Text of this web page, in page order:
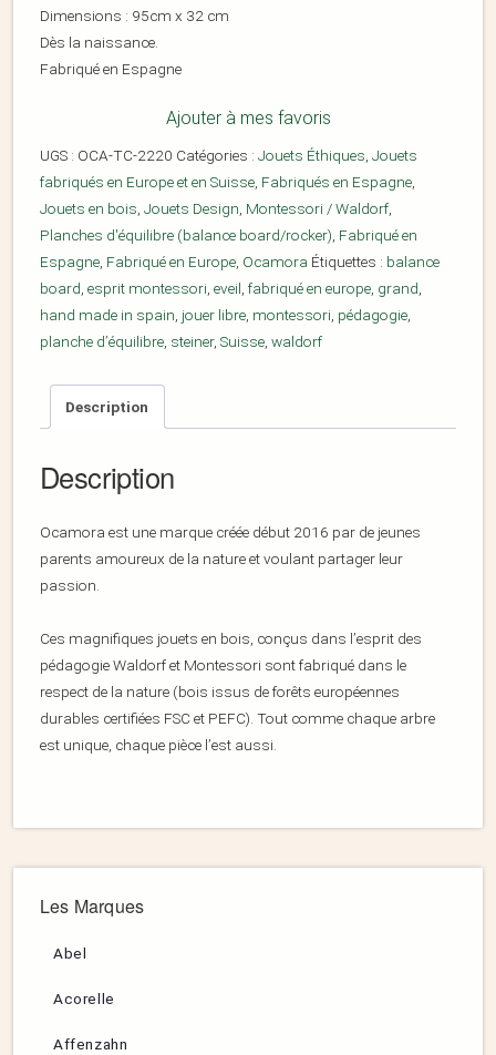
Dimensions : 95cm x 32 cm
Dès la naissance.
Fabriqué en Espagne
Ajouter à mes favoris
UGS : OCA-TC-2220 Catégories : Jouets Éthiques, Jouets
fabriqués en Europe et en Suisse, Fabriqués en Espagne,
Jouets en bois, Jouets Design, Montessori / Waldorf,
Planches d'équilibre (balance board/rocker), Fabriqué en
Espagne, Fabriqué en Europe, Ocamora Étiquettes : balance
board, esprit montessori, eveil, fabriqué en europe, grand,
hand made in spain, jouer libre, montessori, pédagogie,
planche d’équilibre, steiner, Suisse, waldorf
Description
Description
Ocamora est une marque créée début 2016 par de jeunes
parents amoureux de la nature et voulant partager leur
passion.
Ces magnifiques jouets en bois, conçus dans l’esprit des
pédagogie Waldorf et Montessori sont fabriqué dans le
respect de la nature (bois issus de forêts européennes
durables certifiées FSC et PEFC). Tout comme chaque arbre
est unique, chaque pièce l’est aussi.
Les Marques
Abel
Acorelle
Affenzahn